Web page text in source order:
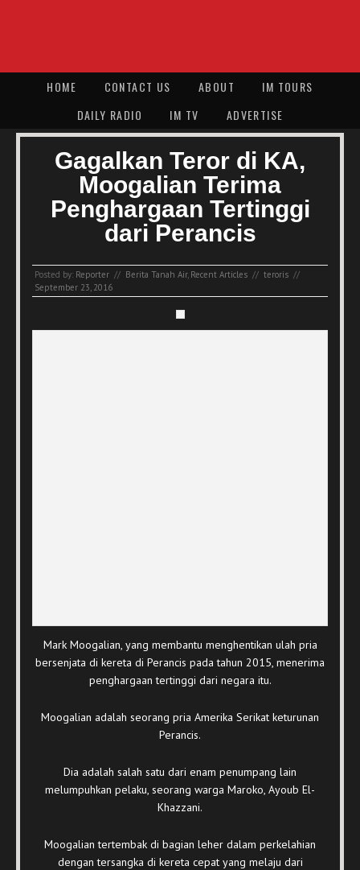
HOME CONTACT US ABOUT
IM TOURS
DAILY RADIO
IM TV ADVERTISE
Gagalkan Teror di KA,
Moogalian Terima
Penghargaan Tertinggi
dari Perancis
Posted by: Reporter // Berita Tanah Air, Recent Articles // teroris //
September 23, 2016
Mark Moogalian, yang membantu menghentikan ulah pria
bersenjata di kereta di Perancis pada tahun 2015, menerima
penghargaan tertinggi dari negara itu.
Moogalian adalah seorang pria Amerika Serikat keturunan
Perancis.
Dia adalah salah satu dari enam penumpang lain
melumpuhkan pelaku, seorang warga Maroko, Ayoub El-
Khazzani.
Moogalian tertembak di bagian leher dalam perkelahian
dengan tersangka di kereta cepat yang melaju dari